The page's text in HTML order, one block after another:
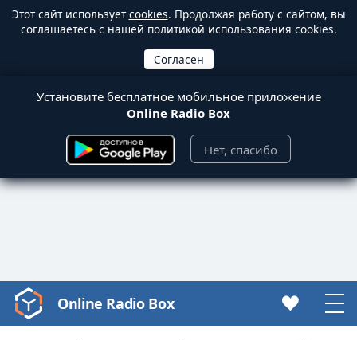
Этот сайт используетcookies. Продолжая работу с сайтом, вы
соглашаетесь с нашей политикой использования cookies.
Установите бесплатное мобильное приложение
Online Radio Box
Нет, спасибо
Video
Player
Online Radio Box